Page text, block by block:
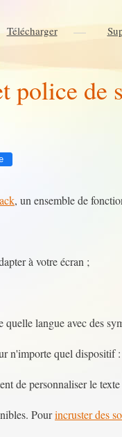
Télécharger
police de
, un ensemble de
à votre écran ;
quelle langue avec des
n'importe quel
de personnaliser le
Pourincruster des